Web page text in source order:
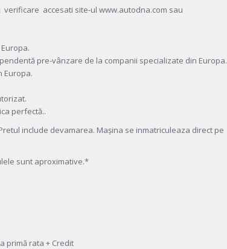
verificare accesati site-ul www.autodna.com sau
pre-vânzare de la companii specializate din Europa.
Europa.
perfectă..
include devamarea. Mașina se inmatriculeaza direct pe
sunt aproximative.*
primă rata + Credit